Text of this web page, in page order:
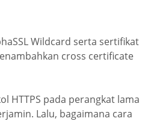
Wildcard serta sertifikat
cross certificate
HTTPS pada perangkat lama
Lalu, bagaimana cara